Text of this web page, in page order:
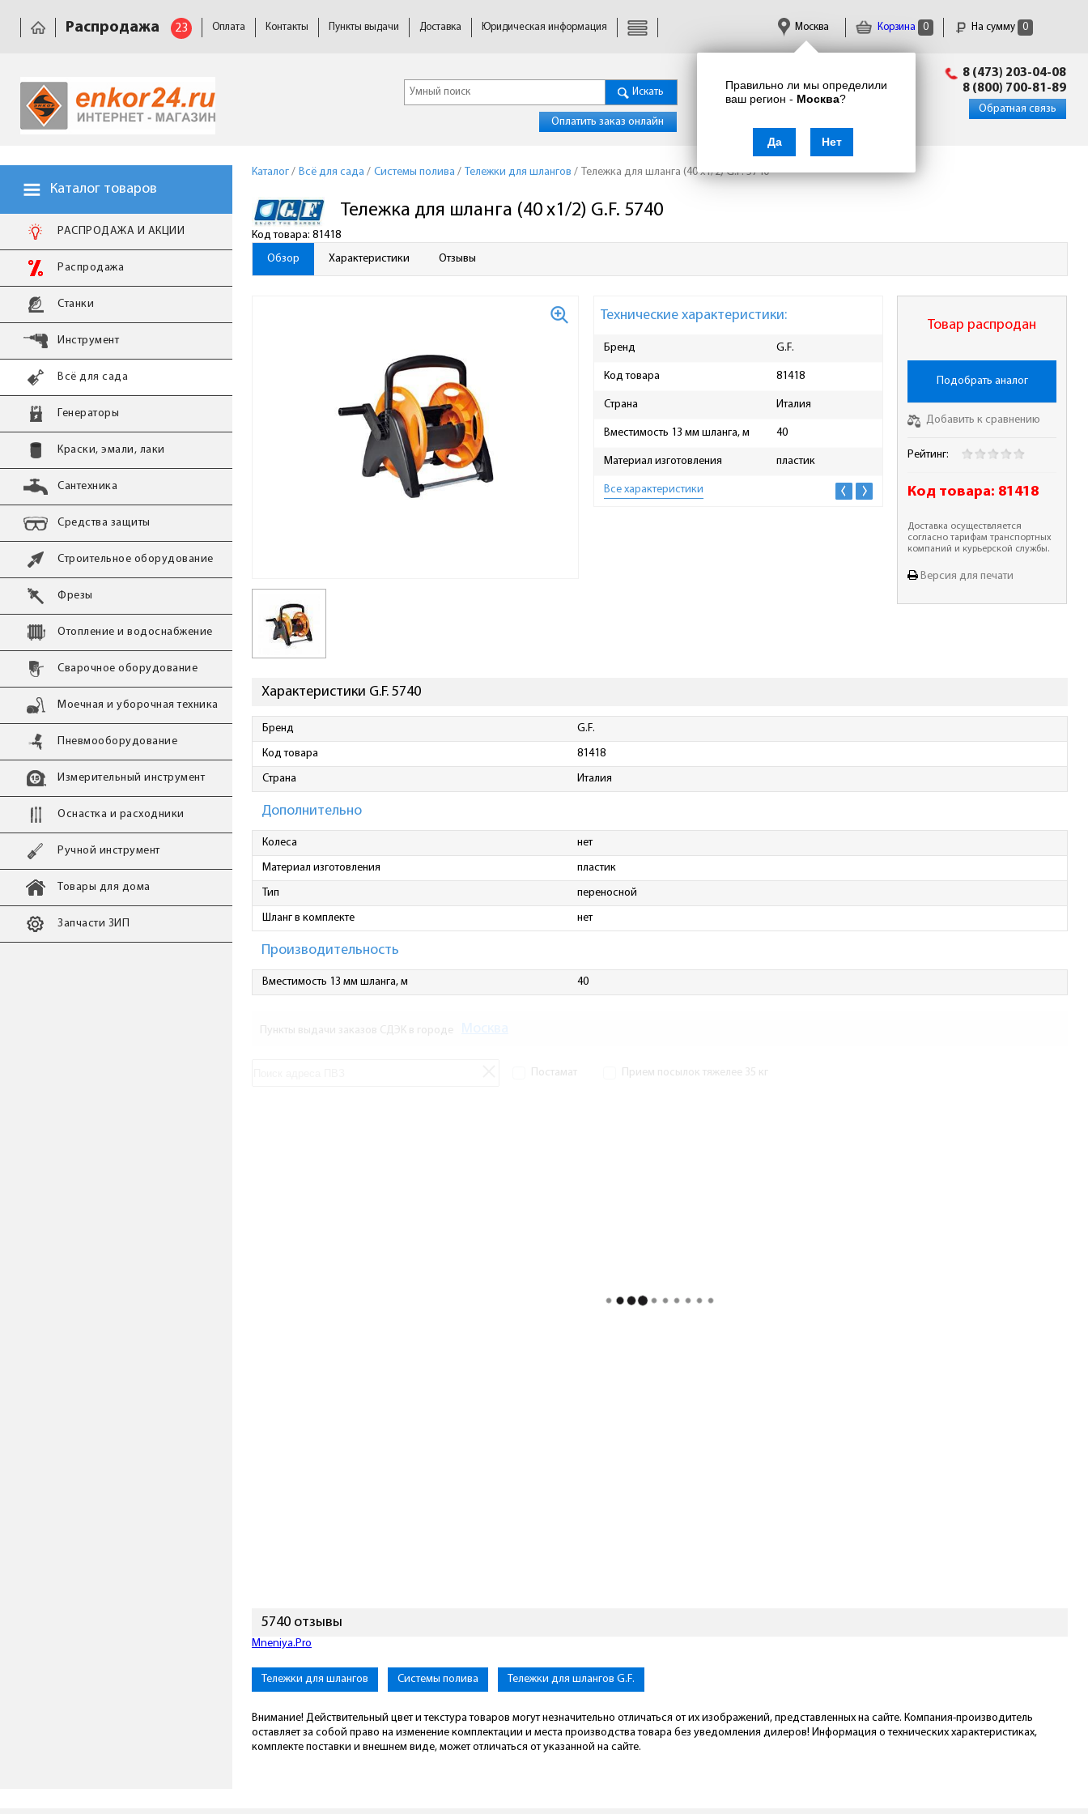
Корзина 0 На сумму 0
Правильно ли мы определили
ваш регион - Москва?
Да Нет
Москва
Распродажа 23 Оплата Контакты Пункты выдачи Доставка Юридическая информация
Искать
Оплатить заказ онлайн
info@enkor24.ru
8 (473) 203-04-08
8 (800) 700-81-89
Обратная связь
Каталог товаров
РАСПРОДАЖА И АКЦИИ
Распродажа
Станки
Инструмент
Всё для сада
Генераторы
Краски, эмали, лаки
Сантехника
Средства защиты
Строительное оборудование
Фрезы
Отопление и водоснабжение
Сварочное оборудование
Моечная и уборочная техника
Пневмооборудование
Измерительный инструмент
Оснастка и расходники
Ручной инструмент
Товары для дома
Запчасти ЗИП
Каталог / Всё для сада / Системы полива / Тележки для шлангов / Тележка для шланга (40 х1/2) G.F. 5740
Код товара: 81418
Тележка для шланга (40 х1/2) G.F. 5740
Обзор Характеристики Отзывы
Технические характеристики:
Бренд G.F.
Код товара 81418
Страна Италия
Вместимость 13 мм шланга, м 40
Материал изготовления пластик
Шланг в комплекте
Все характеристики
Товар распродан
Подобрать аналог
Добавить к сравнению
Рейтинг:
Код товара: 81418
Доставка осуществляется
согласно тарифам транспортных
компаний и курьерской службы.
Версия для печати
Характеристики G.F. 5740
Бренд G.F.
Код товара 81418
Страна Италия
Дополнительно
Колеса нет
Материал изготовления пластик
Тип переносной
Шланг в комплекте нет
Производительность
Вместимость 13 мм шланга, м 40
Пункты выдачи заказов СДЭК в городе
Постамат Прием посылок тяжелее 35 кг
5740 отзывы
Mneniya.Pro
Тележки для шлангов Системы полива Тележки для шлангов G.F.
Внимание! Действительный цвет и текстура товаров могут незначительно отличаться от их изображений, представленных на сайте. Компания-производитель
оставляет за собой право на изменение комплектации и места производства товара без уведомления дилеров! Информация о технических характеристиках,
комплекте поставки и внешнем виде, может отличаться от указанной на сайте.